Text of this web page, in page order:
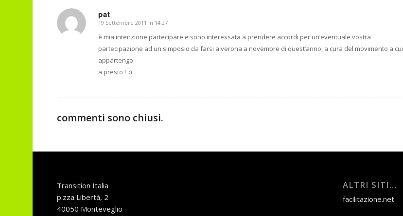
pat
dice:
19 Settembre 2011 in 14:27
è mia intenzione partecipare e sono interessata a prendere accordi per un’eventuale vostra
partecipazione ad un simposio da farsi a verona a novembre di quest’anno, a cura del movimento a cui
appartengo.
a presto ! .:)
commenti sono chiusi.
Transition Italia
p.zza Libertà, 2
40050 Monteveglio –
ALTRI SITI…
facilitazione.net